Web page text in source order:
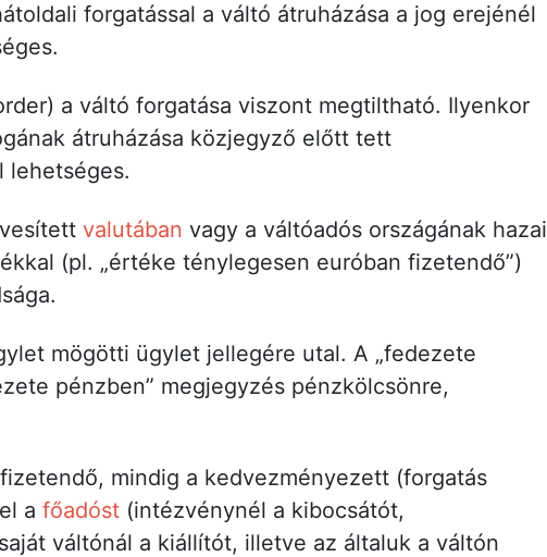
forgatással a váltó átruházása a jog erejénél
a váltó forgatása viszont megtiltható. Ilyenkor
átruházása közjegyző előtt tett
lehetséges.
valutában vagy a váltóadós országának hazai
(pl. „értéke ténylegesen euróban fizetendő”)
mögötti ügylet jellegére utal. A „fedezete
pénzben” megjegyzés pénzkölcsönre,
mindig a kedvezményezett (forgatás
a főadóst(intézvénynél a kibocsátót,
váltónál a kiállítót, illetve az általuk a váltón